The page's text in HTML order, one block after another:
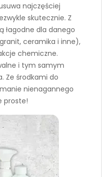
najczęściej
skutecznie. Z
łagodne dla danego
ceramika i inne),
chemiczne.
i tym samym
Ze środkami do
nienagannego
proste!